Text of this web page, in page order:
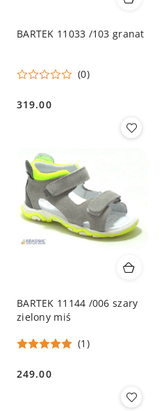
BARTEK 11033 /103 granat
(0)
Cena:
319.00
BARTEK 11144 /006 szary
zielony miś
(1)
Cena:
249.00